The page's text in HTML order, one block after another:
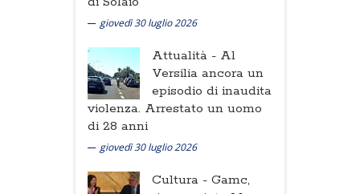
giovedì 30 luglio 2026
Attualità - Al
Versilia ancora un
episodio di inaudita
violenza. Arrestato un uomo
di 28 anni
giovedì 30 luglio 2026
Cultura - Gamc,